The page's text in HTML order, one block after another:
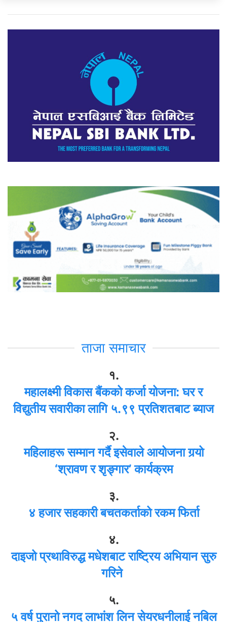
ताजा समाचार
१.
महालक्ष्मी विकास बैंकको कर्जा योजना: घर र
विद्युतीय सवारीका लागि ५.९९ प्रतिशतबाट ब्याज
२.
महिलाहरू सम्मान गर्दै इसेवाले आयोजना गर्‍यो
‘श्रावण र शृङ्गार’ कार्यक्रम
३.
४ हजार सहकारी बचतकर्ताको रकम फिर्ता
४.
दाइजो प्रथाविरुद्ध मधेशबाट राष्ट्रिय अभियान सुरु
गरिने
५.
५ वर्ष पुरानो नगद लाभांश लिन सेयरधनीलाई नबिल